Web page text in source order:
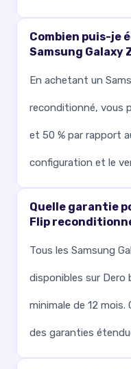
Combien puis-je
Samsung Galaxy
En achetant un
reconditionné, vous
et 50 % par rapport
configuration et le
Quelle garantie
Flip
Tous les Samsung
disponibles sur Dero
minimale de 12
des garanties